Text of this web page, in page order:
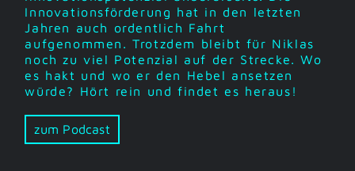
Innovationsförderung hat in den letzten
Jahren auch ordentlich Fahrt
aufgenommen. Trotzdem bleibt für Niklas
noch zu viel Potenzial auf der Strecke. Wo
es hakt und wo er den Hebel ansetzen
würde? Hört rein und findet es heraus!
zum Podcast